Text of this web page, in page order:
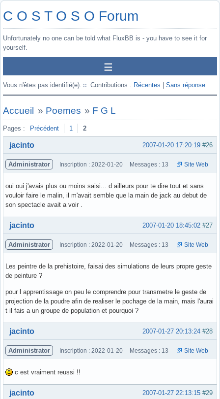
C O S T O S O Forum
Unfortunately no one can be told what FluxBB is - you have to see it for
yourself.
Vous n'êtes pas identifié(e). Contributions : Récentes Sans réponse
Accueil » Poemes » F G L
Pages : Précédent 1 2
#26
2007-01-20 17:20:19
jacinto
Administrator Inscription : 2022-01-20 Messages : 13 Site Web
oui oui j'avais plus ou moins saisi... d ailleurs pour te dire tout et sans
vouloir faire le malin, il m'avait semble que la main de jack au debut de
son spectacle avait a voir .
Hors ligne #27
2007-01-20 18:45:02
jacinto
Administrator Inscription : 2022-01-20 Messages : 13 Site Web
Les peintre de la prehistoire, faisai des simulations de leurs propre geste
de peinture ?
pour l apprentissage on peu le comprendre pour transmetre le geste de
projection de la poudre afin de realiser le pochage de la main, mais l'aurai
t il fais a un groupe de population et pourquoi ?
Hors ligne #28
2007-01-27 20:13:24
jacinto
Administrator Inscription : 2022-01-20 Messages : 13 Site Web
c est vraiment reussi !!
Hors ligne #29
2007-01-27 22:13:15
jacinto